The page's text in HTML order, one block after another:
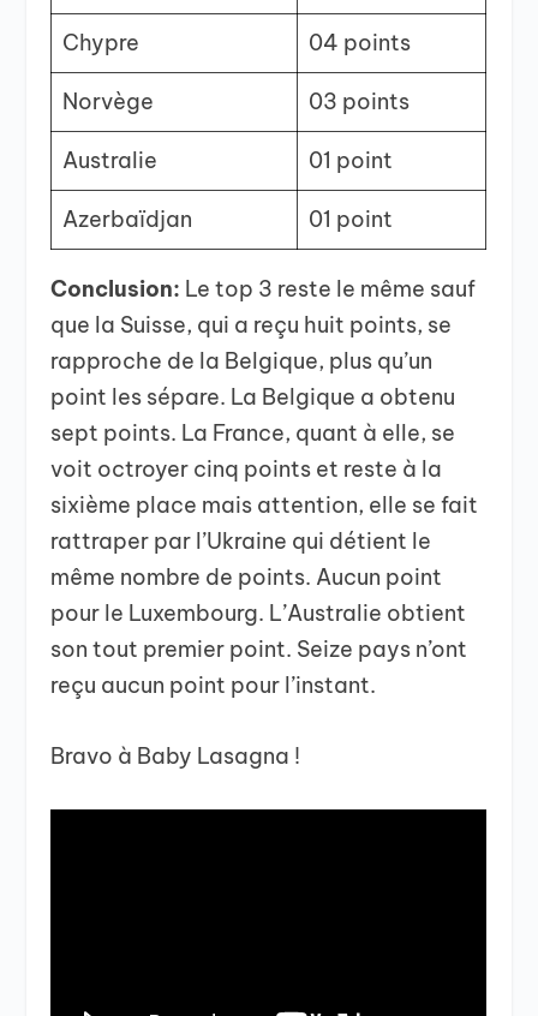
Chypre 04 points
Norvège 03 points
Australie 01 point
Azerbaïdjan 01 point
Conclusion: Le top 3 reste le même sauf
que la Suisse, qui a reçu huit points, se
rapproche de la Belgique, plus qu’un
point les sépare. La Belgique a obtenu
sept points. La France, quant à elle, se
voit octroyer cinq points et reste à la
sixième place mais attention, elle se fait
rattraper par l’Ukraine qui détient le
même nombre de points. Aucun point
pour le Luxembourg. L’Australie obtient
son tout premier point. Seize pays n’ont
reçu aucun point pour l’instant.
Bravo à Baby Lasagna !